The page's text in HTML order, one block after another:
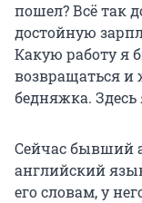
пошел? Всё так
достойную
Какую работу я
возвращаться и
бедняжка. Здесь
Сейчас бывший
английский
его словам, у